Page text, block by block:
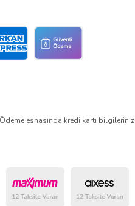
esnasında kredi kartı bilgileriniz